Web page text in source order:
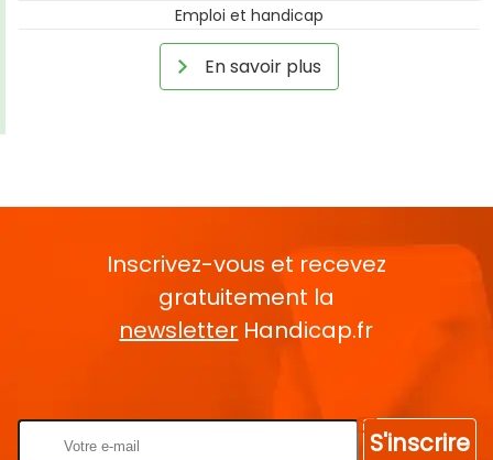
Emploi et handicap
En savoir plus
Inscrivez-vous et recevez
gratuitement la
newsletter Handicap.fr
S'inscrire